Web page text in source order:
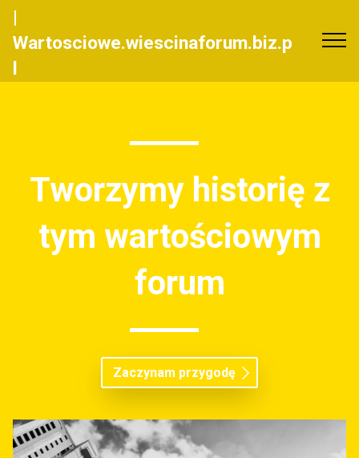
|
Wartosciowe.wiescinaforum.biz.p
Tworzymy historię z
tym wartościowym
forum
Zaczynam przygodę